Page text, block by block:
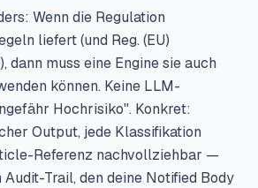
Wenn die Regulation
liefert (und Reg. (EU)
dann muss eine Engine sie auch
können. Keine LLM-
Hochrisiko". Konkret:
Output, jede Klassifikation
Referenz nachvollziehbar —
Audit-Trail, den deine Notified Body